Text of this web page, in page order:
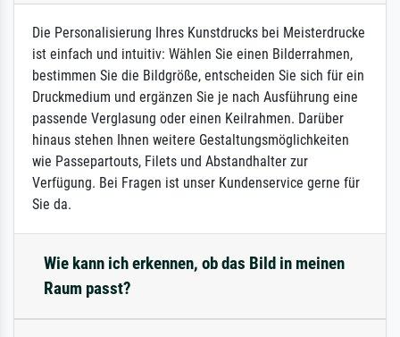
Die Personalisierung Ihres Kunstdrucks bei Meisterdrucke
ist einfach und intuitiv: Wählen Sie einen Bilderrahmen,
bestimmen Sie die Bildgröße, entscheiden Sie sich für ein
Druckmedium und ergänzen Sie je nach Ausführung eine
passende Verglasung oder einen Keilrahmen. Darüber
hinaus stehen Ihnen weitere Gestaltungsmöglichkeiten
wie Passepartouts, Filets und Abstandhalter zur
Verfügung. Bei Fragen ist unser Kundenservice gerne für
Sie da.
Wie kann ich erkennen, ob das Bild in meinen
Raum passt?